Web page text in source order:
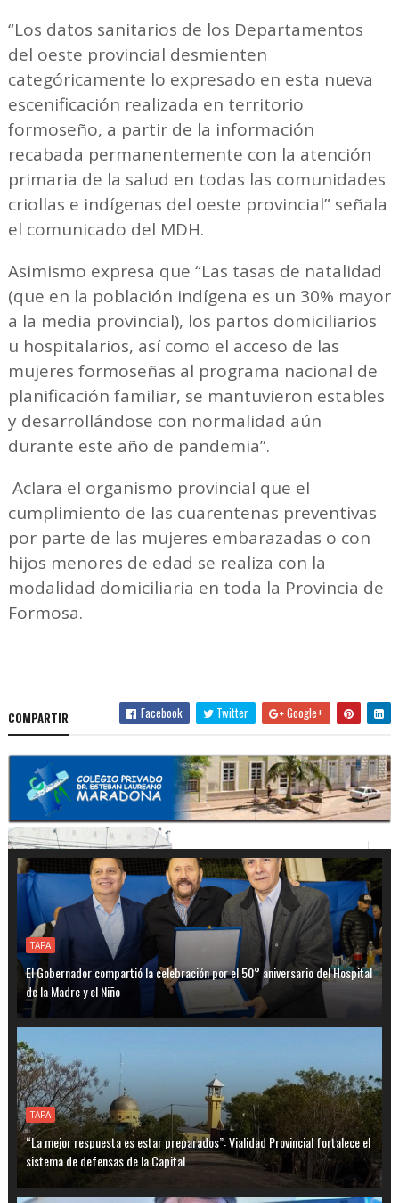
“Los datos sanitarios de los Departamentos
del oeste provincial desmienten
categóricamente lo expresado en esta nueva
escenificación realizada en territorio
formoseño, a partir de la información
recabada permanentemente con la atención
primaria de la salud en todas las comunidades
criollas e indígenas del oeste provincial” señala
el comunicado del MDH.
Asimismo expresa que “Las tasas de natalidad
(que en la población indígena es un 30% mayor
a la media provincial), los partos domiciliarios
u hospitalarios, así como el acceso de las
mujeres formoseñas al programa nacional de
planificación familiar, se mantuvieron estables
y desarrollándose con normalidad aún
durante este año de pandemia”.
Aclara el organismo provincial que el
cumplimiento de las cuarentenas preventivas
por parte de las mujeres embarazadas o con
hijos menores de edad se realiza con la
modalidad domiciliaria en toda la Provincia de
Formosa.
COMPARTIR Facebook Twitter Google+
TAPA
El Gobernador compartió la celebración por el 50° aniversario del Hospital
de la Madre y el Niño
TAPA
“La mejor respuesta es estar preparados”: Vialidad Provincial fortalece el
sistema de defensas de la Capital